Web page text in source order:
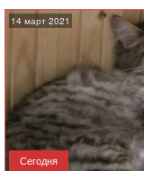
14 март 2021
Сегодня